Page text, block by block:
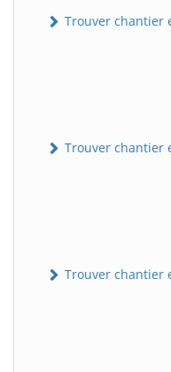
Trouver chantier
Trouver chantier
Trouver chantier